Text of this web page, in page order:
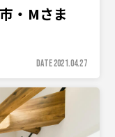
・Mさま
DATE 2021.04.27